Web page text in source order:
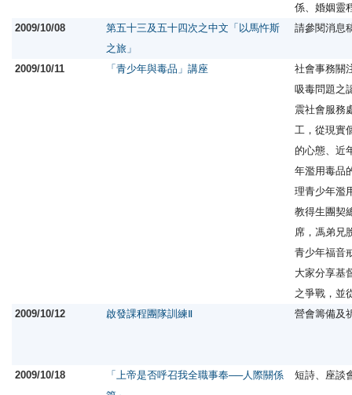
係、婚姻靈
2009/10/08
第五十三及五十四次之中文「以馬忤斯
之旅」
請參閱消息
2009/10/11 「青少年與毒品」講座
社會事務關
吸毒問題之
震社會服務
工，從現實
的心態、近
年濫用毒品
理青少年濫
教得生團契
席，馮弟兄
青少年福音
大家分享基
之爭戰，並
2009/10/12
啟發課程團隊訓練Ⅱ 營會籌備及
2009/10/18
「上帝是否呼召我全職事奉──人際關係
短詩、座談